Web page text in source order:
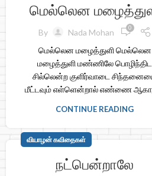
மெல்லென
By Nada Mohan 0
மெல்லென மழைத்துளி மெல்லென
மழைத்துளி மண்ணிலே பொழிந்திட
சில்லென்ற குளிர்வாடை
மீட்டவும் எள்ளென்றால் எண்ணை
CONTINUE READING
வியாழன் கவிதைகள்
நட்பென்றாலே